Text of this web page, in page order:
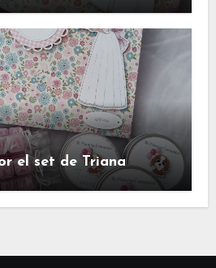
el set de Triana